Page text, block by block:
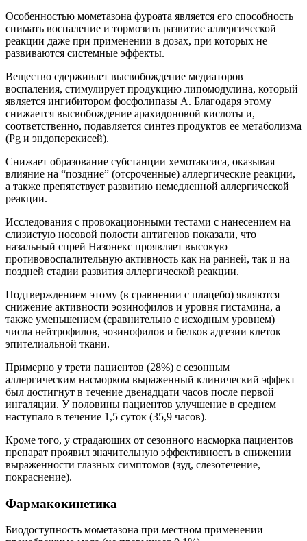
Особенностью мометазона фуроата является его способность
снимать воспаление и тормозить развитие аллергической
реакции даже при применении в дозах, при которых не
развиваются системные эффекты.
Вещество сдерживает высвобождение медиаторов
воспаления, стимулирует продукцию липомодулина, который
является ингибитором фосфолипазы А. Благодаря этому
снижается высвобождение арахидоновой кислоты и,
соответственно, подавляется синтез продуктов ее метаболизма
(Pg и эндоперекисей).
Снижает образование субстанции хемотаксиса, оказывая
влияние на “поздние” (отсроченные) аллергические реакции,
а также препятствует развитию немедленной аллергической
реакции.
Исследования с провокационными тестами с нанесением на
слизистую носовой полости антигенов показали, что
назальный спрей Назонекс проявляет высокую
противовоспалительную активность как на ранней, так и на
поздней стадии развития аллергической реакции.
Подтверждением этому (в сравнении с плацебо) являются
снижение активности эозинофилов и уровня гистамина, а
также уменьшением (сравнительно с исходным уровнем)
числа нейтрофилов, эозинофилов и белков адгезии клеток
эпителиальной ткани.
Примерно у трети пациентов (28%) с сезонным
аллергическим насморком выраженный клинический эффект
был достигнут в течение двенадцати часов после первой
ингаляции. У половины пациентов улучшение в среднем
наступало в течение 1,5 суток (35,9 часов).
Кроме того, у страдающих от сезонного насморка пациентов
препарат проявил значительную эффективность в снижении
выраженности глазных симптомов (зуд, слезотечение,
покраснение).
Фармакокинетика
Биодоступность мометазона при местном применении